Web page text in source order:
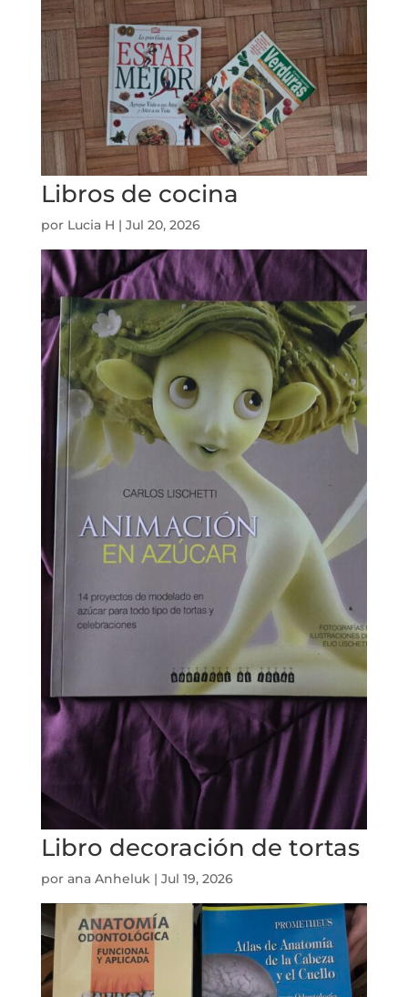
Libros de cocina
por Lucia H | Jul 20, 2026
Libro decoración de tortas
por ana Anheluk| Jul 19, 2026